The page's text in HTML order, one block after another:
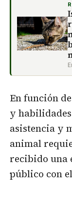
En función
y
asistencia y
animal
recibido una
público con